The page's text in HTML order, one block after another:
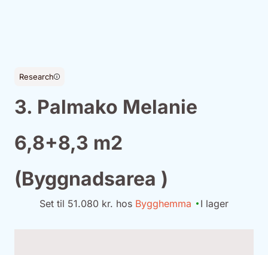
Research
3. Palmako Melanie
6,8+8,3 m2
(Byggnadsarea )
Set til 51.080 kr. hos Bygghemma I lager